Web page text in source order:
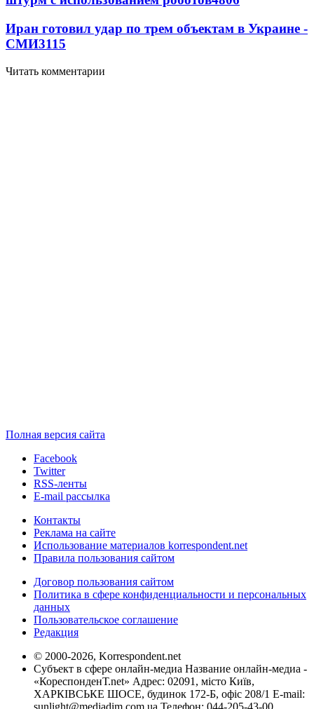
Иран готовил удар по трем объектам в Украине -
СМИ3115
Читать комментарии
Полная версия сайта
Facebook
Twitter
RSS-ленты
E-mail рассылка
Контакты
Реклама на сайте
Использование материалов korrespondent.net
Правила пользования сайтом
Договор пользования сайтом
Политика в сфере конфиденциальности и персональных
данных
Пользовательское соглашение
Редакция
© 2000-2026, Korrespondent.net
Субъект в сфере онлайн-медиа Название онлайн-медиа -
«КореспонденТ.net» Адрес: 02091, місто Київ,
ХАРКІВСЬКЕ ШОСЕ, будинок 172-Б, офіс 208/1 E-mail:
sunlight@mediadim.com.ua Телефон: 044-205-43-00